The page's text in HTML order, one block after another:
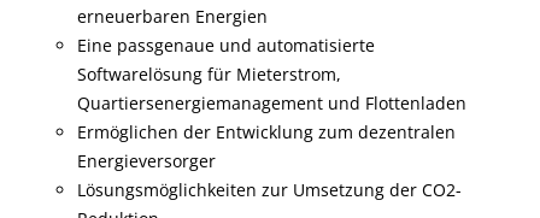
erneuerbaren Energien
Eine passgenaue und automatisierte
Softwarelösung für Mieterstrom,
Quartiersenergiemanagement und Flottenladen
Ermöglichen der Entwicklung zum dezentralen
Energieversorger
Lösungsmöglichkeiten zur Umsetzung der CO2-